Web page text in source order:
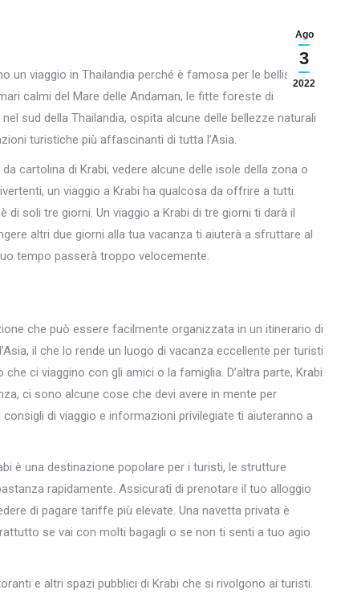
Ago
3
2022
un viaggio in Thailandia perché è famosa per le bellissime
calmi del Mare delle Andaman, le fitte foreste di
sud della Thailandia, ospita alcune delle bellezze naturali
turistiche più affascinanti di tutta l’Asia.
cartolina di Krabi, vedere alcune delle isole della zona o
un viaggio a Krabi ha qualcosa da offrire a tutti.
soli tre giorni. Un viaggio a Krabi di tre giorni ti darà il
altri due giorni alla tua vacanza ti aiuterà a sfruttare al
tempo passerà troppo velocemente.
che può essere facilmente organizzata in un itinerario di
il che lo rende un luogo di vacanza eccellente per turisti
ci viaggino con gli amici o la famiglia. D’altra parte, Krabi
ci sono alcune cose che devi avere in mente per
di viaggio e informazioni privilegiate ti aiuteranno a
è una destinazione popolare per i turisti, le strutture
rapidamente. Assicurati di prenotare il tuo alloggio
di pagare tariffe più elevate. Una navetta privata è
se vai con molti bagagli o se non ti senti a tuo agio
e altri spazi pubblici di Krabi che si rivolgono ai turisti.